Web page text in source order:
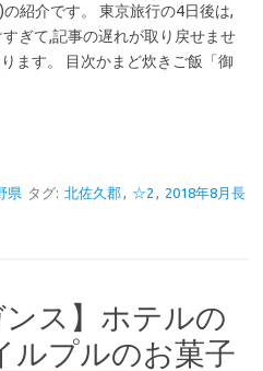
の紹介です。 東京旅行の4日後は,
ぎて,記事の遅れが取り戻せませ
ます。 目次かまど炊きご飯「御
県 タグ: 北佐久郡 ☆2
2018年8月長
ンス】ホテルの
ルプルのお菓子